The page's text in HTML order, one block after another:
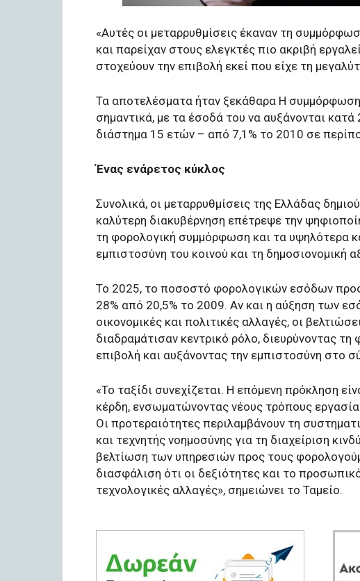
«Αυτές οι μεταρρυθμίσεις έκαναν τη
και παρείχαν στους ελεγκτές πιο ακριβή
στοχεύουν την επιβολή εκεί που είχε τη
Τα αποτελέσματα ήταν ξεκάθαρα Η
σημαντικά, με τα έσοδά του να αυξάνονται
διάστημα 15 ετών – από 7,1% το 2010 σε
Ένας ενάρετος κύκλος
Συνολικά, οι μεταρρυθμίσεις της Ελλάδας
καλύτερη διακυβέρνηση επέτρεψε την
τη φορολογική συμμόρφωση και τα υψηλότερα
εμπιστοσύνη του κοινού και τη δημοσιονομική
Το 2025, το ποσοστό φορολογικών εσόδων
28% από 20,5% το 2009. Αν και η αύξηση των
οικονομικές και πολιτικές αλλαγές, οι
διαδραμάτισαν κεντρικό ρόλο, διευρύνοντας
επιβολή και αυξάνοντας την εμπιστοσύνη στο
«Το ταξίδι συνεχίζεται. Η επόμενη πρόκληση
κέρδη, ενσωματώνοντας νέους τρόπους
Οι προτεραιότητες περιλαμβάνουν τη
και τεχνητής νοημοσύνης για τη διαχείριση
βελτίωση των υπηρεσιών προς τους
διασφάλιση ότι οι δεξιότητες και το
τεχνολογικές αλλαγές», σημειώνει το Ταμείο.